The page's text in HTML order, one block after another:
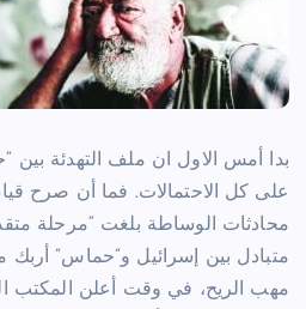
بدا أمس الاول ان ملف التهدئة بين
على كل الاحتمالات. فما أن صرح
محادثات الوساطة بلغت “مرحلة
متبادل بين إسرائيل و”حماس”
مهب الريح، في وقت أعلن المكتب